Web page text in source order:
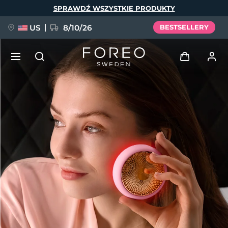
SPRAWDŹ WSZYSTKIE PRODUKTY
US 8/10/26 BESTSELLERY
Zaloguj
Profil użytkownika
Moje urządzenia
Moje zamówienia
Moje adresy
Moje subskrypcje
NOWOŚĆ
FAQ™ Pure Beauty-Tech Elixir
BREAKING NEWS
issa™ Teeth Whitening Set
Deutsch
Español
Français
Italiano
Português
Polski
Svenska
Русский
Türkçe
简体中文 繁體中文